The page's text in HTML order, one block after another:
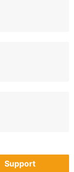
Support